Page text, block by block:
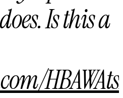
Is this a